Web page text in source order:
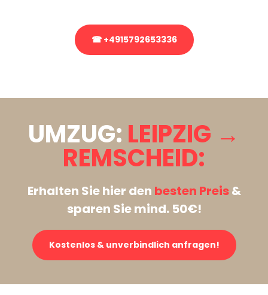
☎ +4915792653336
UMZUG: LEIPZIG →
REMSCHEID:
Erhalten Sie hier den besten Preis&
sparen Sie mind. 50€!
Kostenlos & unverbindlich anfragen!